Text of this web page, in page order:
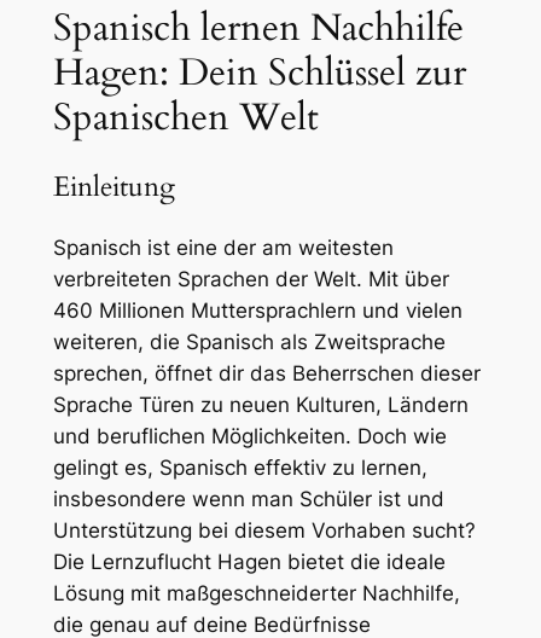
Spanisch lernen Nachhilfe
Hagen: Dein Schlüssel zur
Spanischen Welt
Einleitung
Spanisch ist eine der am weitesten
verbreiteten Sprachen der Welt. Mit über
460 Millionen Muttersprachlern und vielen
weiteren, die Spanisch als Zweitsprache
sprechen, öffnet dir das Beherrschen dieser
Sprache Türen zu neuen Kulturen, Ländern
und beruflichen Möglichkeiten. Doch wie
gelingt es, Spanisch effektiv zu lernen,
insbesondere wenn man Schüler ist und
Unterstützung bei diesem Vorhaben sucht?
Die Lernzuflucht Hagen bietet die ideale
Lösung mit maßgeschneiderter Nachhilfe,
die genau auf deine Bedürfnisse